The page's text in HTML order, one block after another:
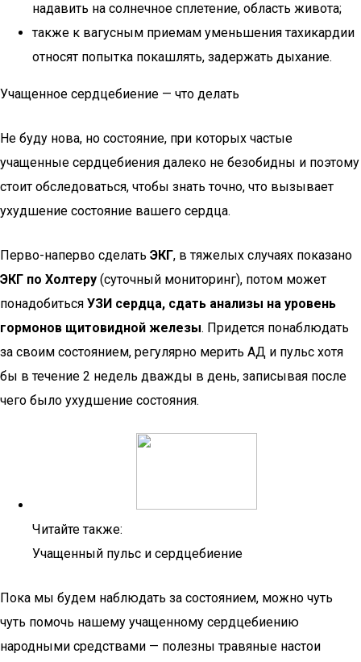
надавить на солнечное сплетение, область живота;
также к вагусным приемам уменьшения тахикардии
относят попытка покашлять, задержать дыхание.
Учащенное сердцебиение — что делать
Не буду нова, но состояние, при которых частые
учащенные сердцебиения далеко не безобидны и поэтому
стоит обследоваться, чтобы знать точно, что вызывает
ухудшение состояние вашего сердца.
Перво-наперво сделать ЭКГ, в тяжелых случаях показано
ЭКГ по Холтеру (суточный мониторинг), потом может
понадобиться УЗИ сердца, сдать анализы на уровень
гормонов щитовидной железы. Придется понаблюдать
за своим состоянием, регулярно мерить АД и пульс хотя
бы в течение 2 недель дважды в день, записывая после
чего было ухудшение состояния.
Читайте также:
Учащенный пульс и сердцебиение
Пока мы будем наблюдать за состоянием, можно чуть
чуть помочь нашему учащенному сердцебиению
народными средствами — полезны травяные настои